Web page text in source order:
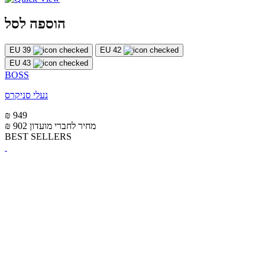
הוספה לסל
EU 39
EU 42
EU 43
BOSS
נעלי סניקרס
₪ 949
₪ 902 מחיר לחברי מועדון
BEST SELLERS